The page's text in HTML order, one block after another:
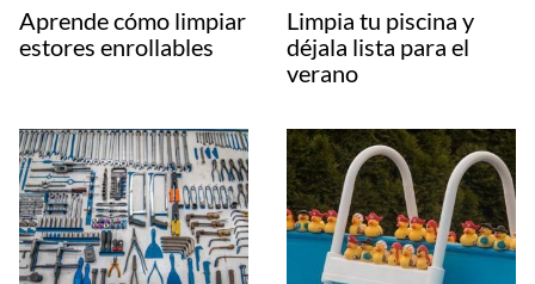
Aprende cómo limpiar
estores enrollables
Limpia tu piscina y
déjala lista para el
verano